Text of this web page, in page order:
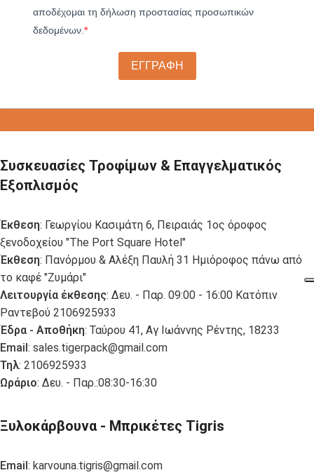
αποδέχομαι τη δήλωση προστασίας προσωπικών
δεδομένων.
ΕΓΓΡΑΦΗ
Συσκευασίες Τροφίμων & Επαγγελματικός
Εξοπλισμός
Έκθεση: Γεωργίου Κασιμάτη 6, Πειραιάς 1ος όροφος
ξενοδοχείου "The Port Square Hotel"
Έκθεση: Πανόρμου & Αλέξη Παυλή 31 Ημιόροφος πάνω από
το καφέ "Ζυμάρι"
Λειτουργία έκθεσης: Δευ. - Παρ. 09:00 - 16:00 Κατόπιν
Ραντεβού 2106925933
Έδρα - Αποθήκη: Ταύρου 41, Αγ Ιωάννης Ρέντης, 18233
Email: sales.tigerpack@gmail.com
Τηλ: 2106925933
Ωράριο: Δευ. - Παρ.:08:30-16:30
Ξυλοκάρβουνα - Μπρικέτες Tigris
Email: karvouna.tigris@gmail.com